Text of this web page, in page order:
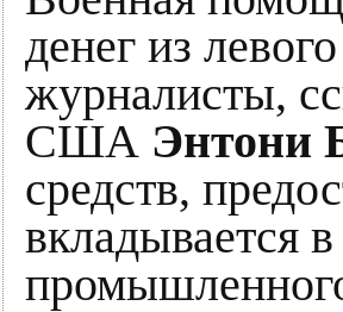
денег из
журналисты,
США Энтони
средств,
вкладывается